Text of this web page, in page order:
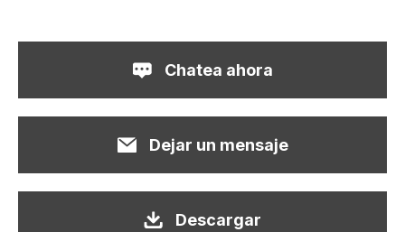
Chatea ahora
Dejar un mensaje
Descargar